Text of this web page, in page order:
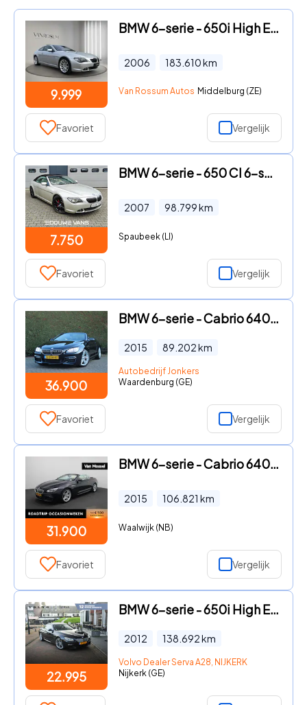
9.999
BMW 6-serie - 650i High Executive
2006 183.610km
Van Rossum Autos Middelburg (ZE)
Favoriet Vergelijk
7.750
BMW 6-serie - 650 CI 6-serie 650i Cabrio 4.8 V8 367PK Youngtimer Automa Ge
2007 98.799km
Spaubeek (LI)
Favoriet Vergelijk
36.900
BMW 6-serie - Cabrio 640i High Executive M Sport | Stoelkoeling
2015 89.202km
Autobedrijf Jonkers
Waardenburg (GE)
Favoriet Vergelijk
31.900
BMW 6-serie - Cabrio 640i High Executive | Automaat | M-Pakket | Achteruit
2015 106.821 km
Waalwijk (NB)
Favoriet Vergelijk
22.995
BMW 6-serie - 650i High Executive | Panoramadak | Cruise Control | Parkeer
2012 138.692km
Volvo Dealer Serva A28, NIJKERK
Nijkerk (GE)